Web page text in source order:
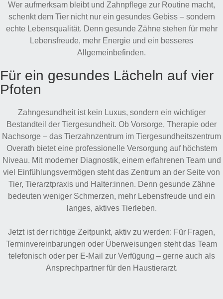
Wer aufmerksam bleibt und Zahnpflege zur Routine macht,
schenkt dem Tier nicht nur ein gesundes Gebiss – sondern
echte Lebensqualität. Denn gesunde Zähne stehen für mehr
Lebensfreude, mehr Energie und ein besseres
Allgemeinbefinden.
Für ein gesundes Lächeln auf vier
Pfoten
Zahngesundheit ist kein Luxus, sondern ein wichtiger
Bestandteil der Tiergesundheit. Ob Vorsorge, Therapie oder
Nachsorge – das Tierzahnzentrum im Tiergesundheitszentrum
Overath bietet eine professionelle Versorgung auf höchstem
Niveau. Mit moderner Diagnostik, einem erfahrenen Team und
viel Einfühlungsvermögen steht das Zentrum an der Seite von
Tier, Tierarztpraxis und Halter:innen. Denn gesunde Zähne
bedeuten weniger Schmerzen, mehr Lebensfreude und ein
langes, aktives Tierleben.
Jetzt ist der richtige Zeitpunkt, aktiv zu werden: Für Fragen,
Terminvereinbarungen oder Überweisungen steht das Team
telefonisch oder per E-Mail zur Verfügung – gerne auch als
Ansprechpartner für den Haustierarzt.